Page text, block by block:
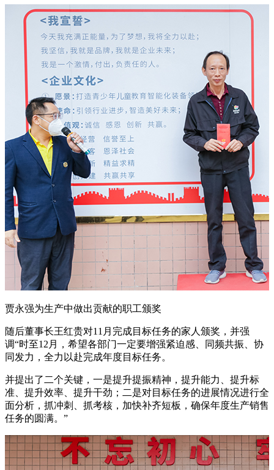
贾永强为生产中做出贡献的职工颁奖
随后董事长王红贵对11月完成目标任务的家人颁奖，并强
调“时至12月，希望各部门一定要增强紧迫感、同频共振、协
同发力，全力以赴完成年度目标任务。
并提出了二个关键，一是提升提振精神，提升能力、提升标
准、提升效率、提升干劲；二是对目标任务的进展情况进行全
面分析，抓冲刺、抓考核，加快补齐短板，确保年度生产销售
任务的圆满。”